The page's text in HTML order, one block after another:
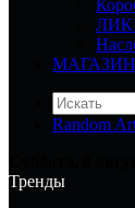
МАГАЗИН
Random
Тренды